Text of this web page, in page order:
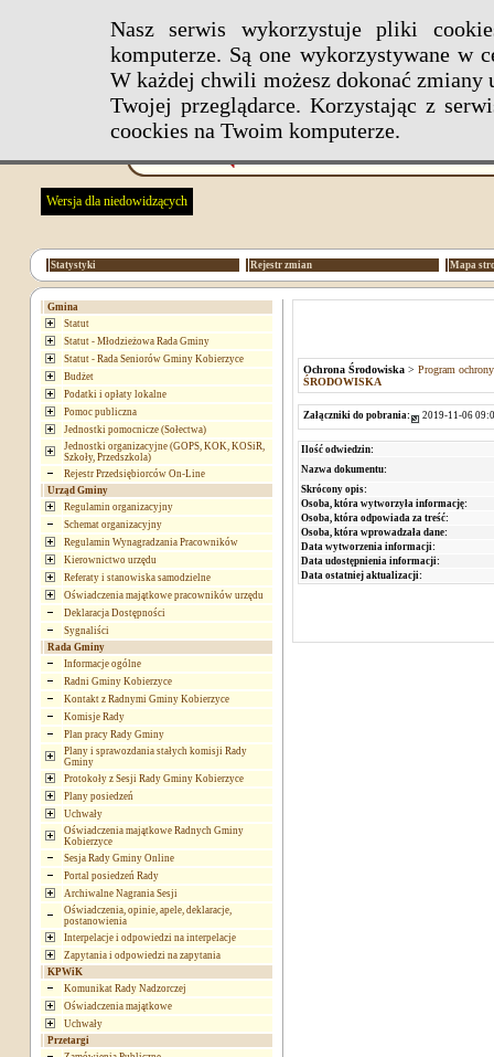
Nasz serwis wykorzystuje pliki
komputerze. Są one wykorzystywane w
W każdej chwili możesz dokonać
Twojej przeglądarce. Korzystając z
coockies na Twoim komputerze.
Wersja dla niedowidzących
Statystyki Rejestr zmian Mapa
Gmina
Statut
Statut - Młodzieżowa Rada Gminy
Statut - Rada Seniorów Gminy Kobierzyce
Budżet
Podatki i opłaty lokalne
Pomoc publiczna
Jednostki pomocnicze (Sołectwa)
Jednostki organizacyjne (GOPS, KOK, KOSiR,
Szkoły, Przedszkola)
Rejestr Przedsiębiorców On-Line
Urząd Gminy
Regulamin organizacyjny
Schemat organizacyjny
Regulamin Wynagradzania Pracowników
Kierownictwo urzędu
Referaty i stanowiska samodzielne
Oświadczenia majątkowe pracowników urzędu
Deklaracja Dostępności
Sygnaliści
Rada Gminy
Informacje ogólne
Radni Gminy Kobierzyce
Kontakt z Radnymi Gminy Kobierzyce
Komisje Rady
Plan pracy Rady Gminy
Plany i sprawozdania stałych komisji Rady
Gminy
Protokoły z Sesji Rady Gminy Kobierzyce
Plany posiedzeń
Uchwały
Oświadczenia majątkowe Radnych Gminy
Kobierzyce
Sesja Rady Gminy Online
Portal posiedzeń Rady
Archiwalne Nagrania Sesji
Oświadczenia, opinie, apele, deklaracje,
postanowienia
Interpelacje i odpowiedzi na interpelacje
Zapytania i odpowiedzi na zapytania
KPWiK
Komunikat Rady Nadzorczej
Oświadczenia majątkowe
Uchwały
Przetargi
Ochrona Środowiska> Program
ŚRODOWISKA
Załączniki do pobrania: 2019-11-06
Ilość odwiedzin:
Nazwa dokumentu:
Skrócony opis:
Osoba, która wytworzyła informację:
Osoba, która odpowiada za treść:
Osoba, która wprowadzała dane:
Data wytworzenia informacji:
Data udostępnienia informacji:
Data ostatniej aktualizacji: